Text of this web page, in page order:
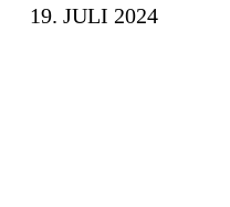
19. JULI 2024